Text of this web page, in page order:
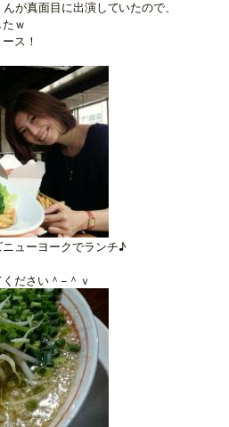
が真面目に出演していたので、
ｗ
ス！
ューヨークでランチ♪
ださい＾−＾ｖ